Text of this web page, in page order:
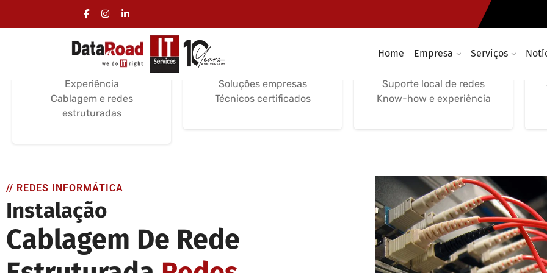
Home Empresa Serviços
Instalação Cablagem
Informática
Serviços de instalação
Certificações /
Experiência
Cablagem e redes
estruturadas
Informáticas
Instalação e suporte
Soluções empresas
Técnicos certificados
Suporte, Gestão de
Redes Informáticas
Serviços locais, remotos e
Suporte local de redes
Know-how e experiência
// REDES INFORMÁTICA
Instalação
Cablagem De Rede